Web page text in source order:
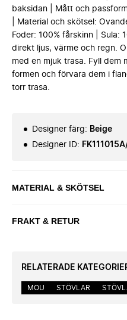
baksidan | Mått och
| Material och skötsel:
Foder: 100% fårskinn | Sula:
direkt ljus, värme och regn.
med en mjuk trasa. Fyll dem
formen och förvara dem i
torr trasa.
Designer färg: Beige
Designer ID:
MATERIAL & SKÖTSEL
FRAKT & RETUR
RELATERADE
MOU STÖVLAR